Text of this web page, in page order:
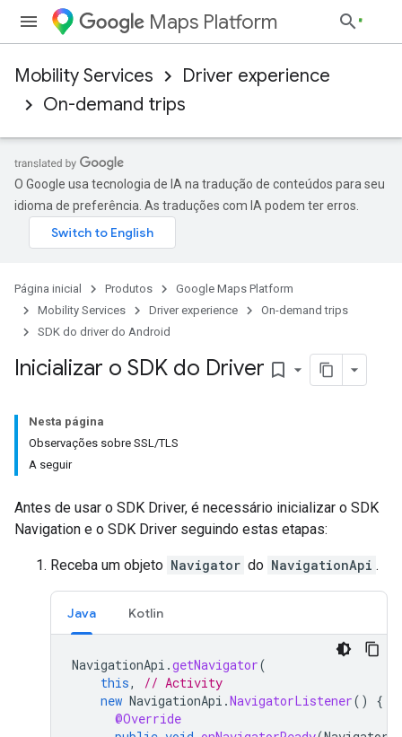
Maps Platform
Mobility Services
Driver experience
On-demand trips
O Google usa tecnologia de IA na tradução de conteúdos para seu
idioma de preferência. As traduções com IA podem ter erros.
Página inicial Produtos
Google Maps Platform
Mobility Services
Driver experience
On-demand trips
SDK do driver do Android
Inicializar o SDK do Driver bookmark_border
Nesta página
Observações sobre SSL/TLS
A seguir
Antes de usar o SDK Driver, é necessário inicializar o SDK
Navigation e o SDK Driver seguindo estas etapas:
Receba um objeto Navigator do NavigationApi .
Java Kotlin
NavigationApi .getNavigator(
this,
// Activity
new NavigationApi .NavigatorListener()
{
@Override